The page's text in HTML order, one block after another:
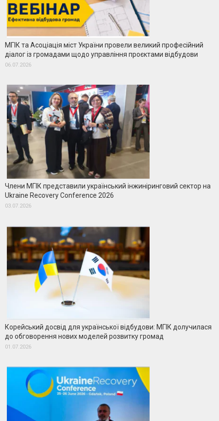
МГІК та Асоціація міст України провели великий професійний
діалог із громадами щодо управління проєктами відбудови
06.07.2026
Члени МГІК представили український інжиніринговий сектор на
Ukraine Recovery Conference 2026
03.07.2026
Корейський досвід для української відбудови: МГІК долучилася
до обговорення нових моделей розвитку громад
01.07.2026